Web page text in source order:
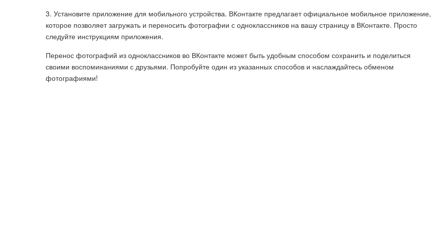
3. Установите приложение для мобильного устройства. ВКонтакте предлагает официальное мобильное приложение,
которое позволяет загружать и переносить фотографии с одноклассников на вашу страницу в ВКонтакте. Просто
следуйте инструкциям приложения.
Перенос фотографий из одноклассников во ВКонтакте может быть удобным способом сохранить и поделиться
своими воспоминаниями с друзьями. Попробуйте один из указанных способов и наслаждайтесь обменом
фотографиями!